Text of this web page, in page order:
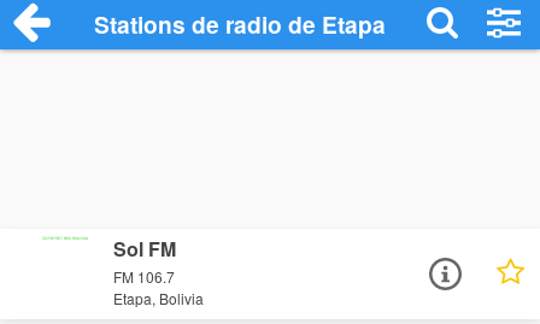
Stations de radio de Etapa
Sol FM
FM 106.7
Etapa, Bolivia